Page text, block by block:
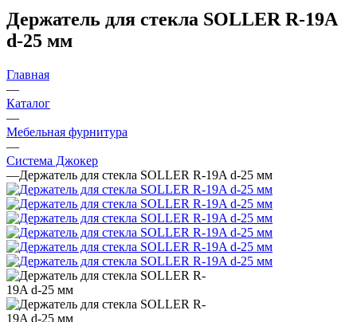
Держатель для стекла SOLLER R-19A
d-25 мм
Главная
—
Каталог
—
Мебельная фурнитура
—
Система Джокер
—Держатель для стекла SOLLER R-19A d-25 мм